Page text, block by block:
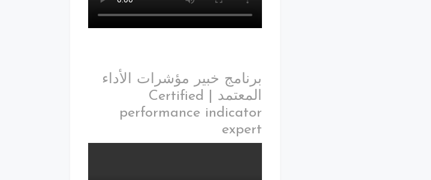
برنامج خبير مؤشرات الأداء
المعتمد | Certified
performance indicator
expert